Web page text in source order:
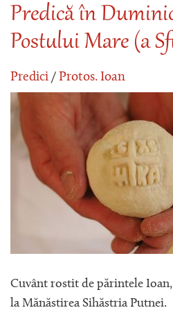
Predică în
Postului Mare (a
Predici / Protos. Ioan
Cuvânt rostit de părintele
la Mănăstirea Sihăstria Putnei.